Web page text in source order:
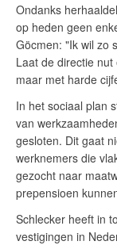
Ondanks
op heden geen
Göcmen: "Ik wil zo
Laat de directie
maar met harde
In het sociaal plan
van
gesloten. Dit gaat
werknemers die
gezocht naar
prepensioen
Schlecker heeft in
vestigingen in